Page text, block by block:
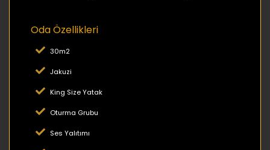
Oda Özellikleri
30m2
Jakuzi
King Size Yatak
Oturma Grubu
Ses Yalıtımı